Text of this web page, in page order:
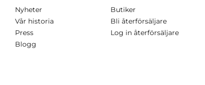
Nyheter
Vår historia
Press
Blogg
Butiker
Bli återförsäljare
Log in återförsäljare